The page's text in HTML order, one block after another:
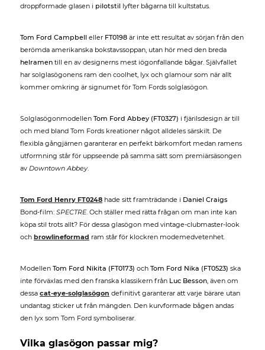
droppformade glasen i pilotstil lyfter bågarna till kultstatus.
Tom Ford Campbell eller FT0198 är inte ett resultat av sörjan från den
berömda amerikanska bokstavssoppan, utan hör med den breda
helramen till en av designerns mest iögonfallande bågar. Självfallet
har solglasögonens ram den coolhet, lyx och glamour som när allt
kommer omkring är signumet för Tom Fords solglasögon.
Solglasögonmodellen Tom Ford Abbey (FT0327) i fjärilsdesign är till
och med bland Tom Fords kreationer något alldeles särskilt. De
flexibla gångjärnen garanterar en perfekt bärkomfort medan ramens
utformning står för uppseende på samma sätt som premiärsäsongen
av Downtown Abbey.
Tom Ford Henry FT0248 hade sitt framträdande i Daniel Craigs
Bond-film: SPECTRE. Och ställer med rätta frågan om man inte kan
köpa stil trots allt? För dessa glasögon med vintage-clubmaster-look
och browlineformad ram står för klockren modemedvetenhet.
Modellen Tom Ford Nikita (FT0173) och Tom Ford Nika (FT0523) ska
inte förväxlas med den franska klassikern från Luc Besson, även om
dessa cat-eye-solglasögon definitivt garanterar att varje bärare utan
undantag sticker ut från mängden. Den kurvformade bågen andas
den lyx som Tom Ford symboliserar.
Vilka glasögon passar mig?